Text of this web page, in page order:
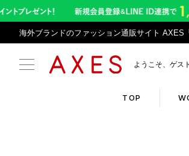
海外ブランドのファッション通販サイト AXES
ようこそ、ゲス
TOP